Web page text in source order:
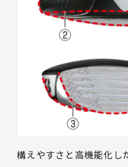
構えやすさと高機能化し